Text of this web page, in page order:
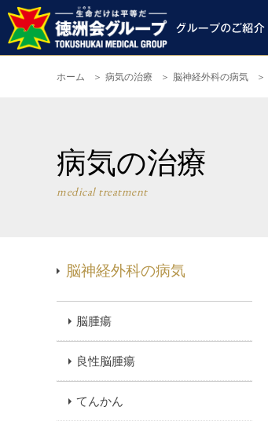
ホーム 病気の治療 脳神経外科の病気
病気の治療
medical treatment
脳神経外科の病気
脳腫瘍
良性脳腫瘍
てんかん